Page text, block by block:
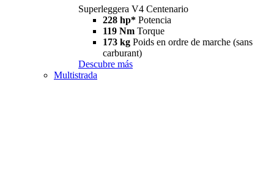
Superleggera V4 Centenario
228 hp* Potencia
119 Nm Torque
173 kg Poids en ordre de marche (sans
carburant)
Descubre más
Multistrada